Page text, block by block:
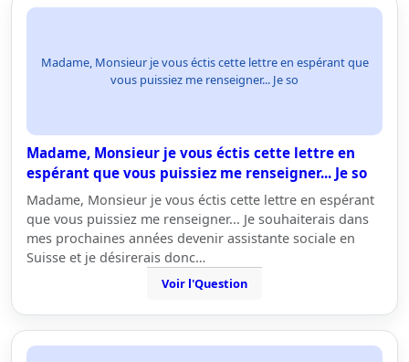
Madame, Monsieur je vous éctis cette lettre en espérant que
vous puissiez me renseigner... Je so
Madame, Monsieur je vous éctis cette lettre en
espérant que vous puissiez me renseigner... Je so
Madame, Monsieur je vous éctis cette lettre en espérant
que vous puissiez me renseigner... Je souhaiterais dans
mes prochaines années devenir assistante sociale en
Suisse et je désirerais donc…
Voir l'Question